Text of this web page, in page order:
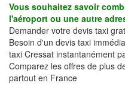
Vous souhaitez savoir
l'aéroport ou une autre
Demander votre devis taxi
Besoin d'un devis taxi
taxi Cressat instantanément
Comparez les offres de plus
partout en France